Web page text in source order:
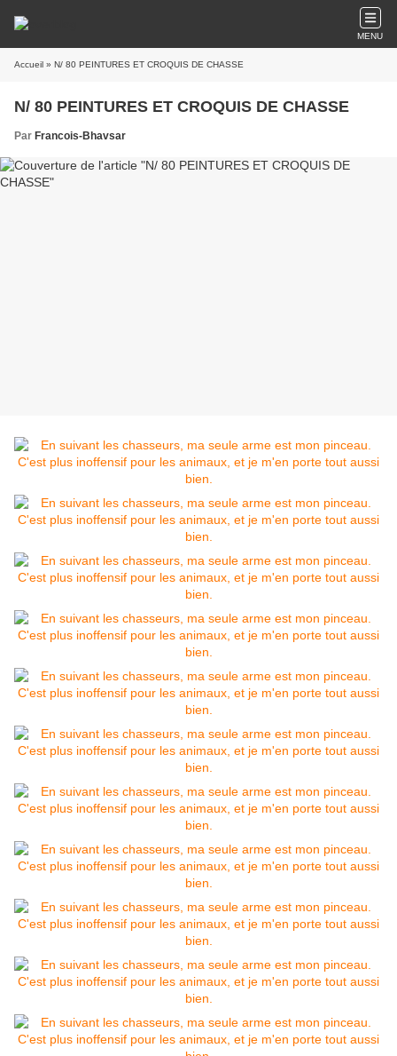
MENU
Accueil » N/ 80 PEINTURES ET CROQUIS DE CHASSE
N/ 80 PEINTURES ET CROQUIS DE CHASSE
Par Francois-Bhavsar